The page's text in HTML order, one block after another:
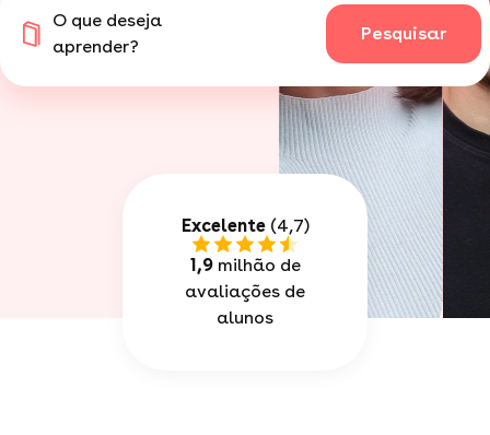
O que deseja
aprender?
Pesquisar
Excelente(4,7)
1,9milhão de
avaliações de
alunos